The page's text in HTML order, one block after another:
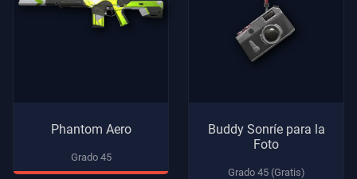
Phantom Aero
Grado 45
Buddy Sonríe para la
Foto
Grado 45 (Gratis)